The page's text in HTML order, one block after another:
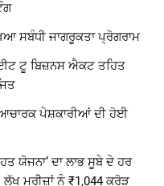
ਸਬੰਧੀ ਜਾਗਰੂਕਤਾ ਪ੍ਰੋਗਰਾਮ
ਟੂ ਬਿਜ਼ਨਸ ਐਕਟ ਤਹਿਤ
ਪੇਸ਼ਕਾਰੀਆਂ ਦੀ ਹੋਈ
ਯੋਜਨਾ’ ਦਾ ਲਾਭ ਸੂਬੇ ਦੇ ਹਰ
ਮਰੀਜ਼ਾਂ ਨੂੰ ₹1,044 ਕਰੋੜ